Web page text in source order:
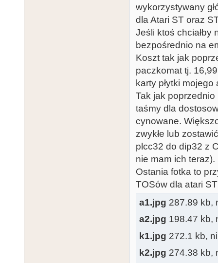
wykorzystywany
dla Atari ST oraz
Jeśli ktoś chciałby
bezpośrednio na
Koszt tak jak
paczkomat tj.
karty płytki
Tak jak poprzednio
taśmy dla
cynowane.
zwykłe lub
plcc32 do dip32 z
nie mam ich teraz).
Ostania fotka to
TOSów dla atari
a1.jpg 287.89 kb,
a2.jpg 198.47 kb,
k1.jpg 272.1 kb,
k2.jpg 274.38 kb,